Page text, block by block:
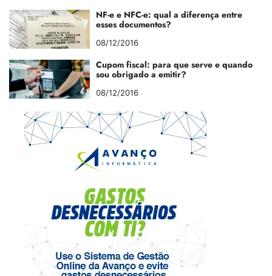
NF-e e NFC-e: qual a diferença entre
esses documentos?
08/12/2016
Cupom fiscal: para que serve e quando
sou obrigado a emitir?
08/12/2016